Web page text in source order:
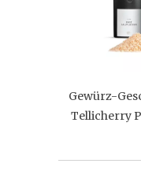
Gewürz-
Tellicherry